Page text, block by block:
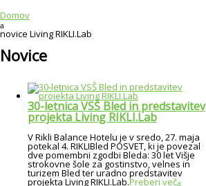
Domov
novice Living RIKLI.Lab
Novice
30-letnica VSŠ Bled in predstavitev
projekta Living RIKLI.Lab
V Rikli Balance Hotelu je v sredo, 27. maja
potekal 4. RIKLIBled POSVET, ki je povezal
dve pomembni zgodbi Bleda: 30 let Višje
strokovne šole za gostinstvo, velnes in
turizem Bled ter uradno predstavitev
projekta Living RIKLI.Lab.Preberi več